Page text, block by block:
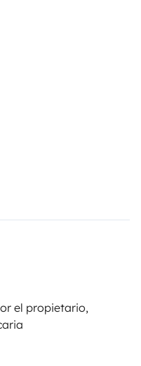
el propietario,